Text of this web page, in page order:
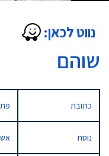
נווט לכאן:
שוהם
כתובת פתח
נוסח